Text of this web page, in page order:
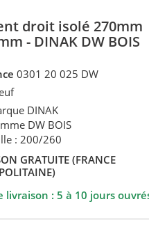
droit isolé 270mm
- DINAK DW BOIS
0301 20 025 DW
DINAK
DW BOIS
: 200/260
GRATUITE (FRANCE
livraison : 5 à 10 jours